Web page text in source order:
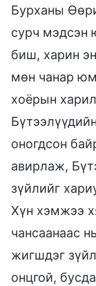
Бурханы
сурч мэдсэн
биш, харин
мөн чанар
хоёрын
оногдсон
авирлаж,
зүйлийг
Хүн хэмжээ
чансаанаас
жигшдэг
онцгой,